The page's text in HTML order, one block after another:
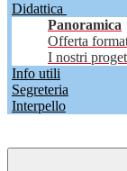
Didattica
Panoramica
Offerta
I nostri
Info utili
Segreteria
Interpello